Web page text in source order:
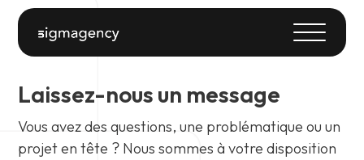
Laissez-nous un message
Vous avez des questions, une problématique ou un
projet en tête ? Nous sommes à votre disposition